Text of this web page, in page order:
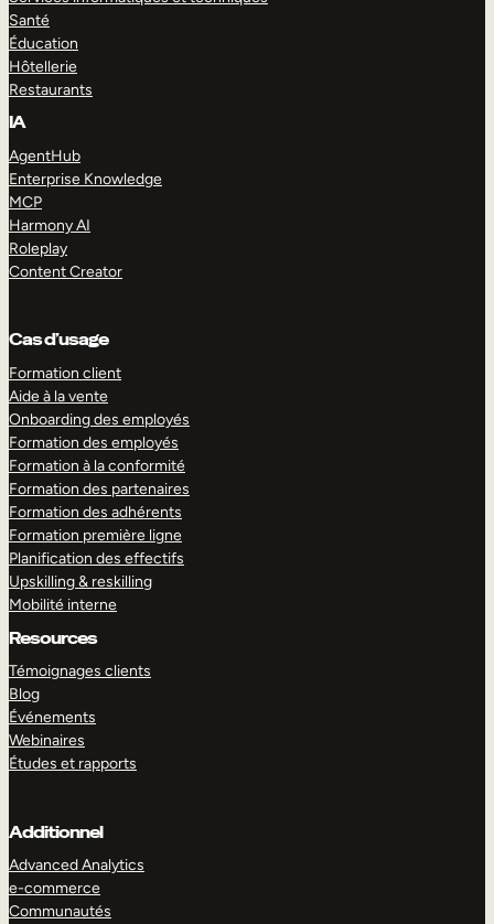
Santé
Éducation
Hôtellerie
Restaurants
IA
AgentHub
Enterprise Knowledge
MCP
Harmony AI
Roleplay
Content Creator
Cas d’usage
Formation client
Aide à la vente
Onboarding des employés
Formation des employés
Formation à la conformité
Formation des partenaires
Formation des adhérents
Formation première ligne
Planification des effectifs
Upskilling & reskilling
Mobilité interne
Resources
Témoignages clients
Blog
Événements
Webinaires
Études et rapports
Additionnel
Advanced Analytics
e-commerce
Communautés